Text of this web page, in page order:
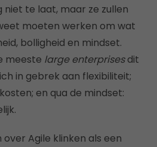
niet te laat, maar ze zullen
moeten werken om wat
bolligheid en mindset.
meeste large enterprisesdit
in gebrek aan flexibiliteit;
en qua de mindset:
Agile klinken als een